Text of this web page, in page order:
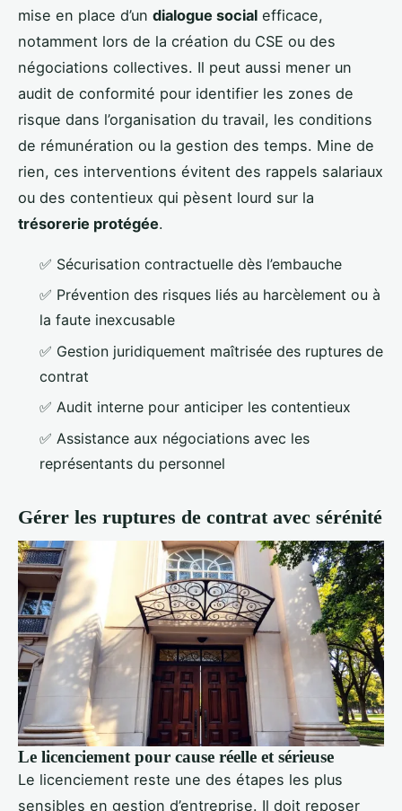
mise en place d’un dialogue social efficace,
notamment lors de la création du CSE ou des
négociations collectives. Il peut aussi mener un
audit de conformité pour identifier les zones de
risque dans l’organisation du travail, les conditions
de rémunération ou la gestion des temps. Mine de
rien, ces interventions évitent des rappels salariaux
ou des contentieux qui pèsent lourd sur la
trésorerie protégée.
✅ Sécurisation contractuelle dès l’embauche
✅ Prévention des risques liés au harcèlement ou à
la faute inexcusable
✅ Gestion juridiquement maîtrisée des ruptures de
contrat
✅ Audit interne pour anticiper les contentieux
✅ Assistance aux négociations avec les
représentants du personnel
Gérer les ruptures de contrat avec sérénité
Le licenciement pour cause réelle et sérieuse
Le licenciement reste une des étapes les plus
sensibles en gestion d’entreprise. Il doit reposer